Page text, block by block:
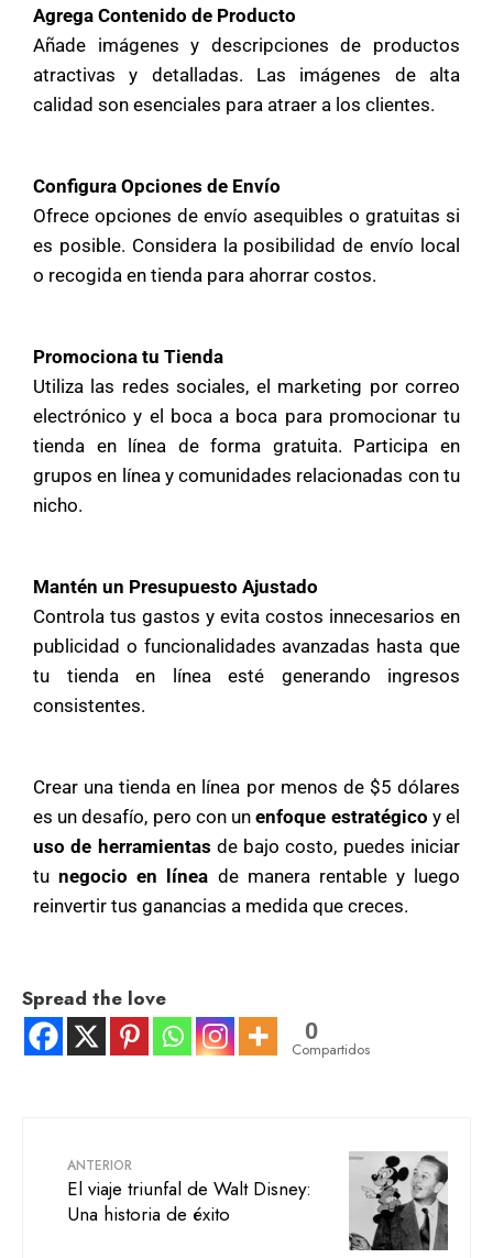
Agrega Contenido de Producto
Añade imágenes y descripciones de productos
atractivas y detalladas. Las imágenes de alta
calidad son esenciales para atraer a los clientes.
Configura Opciones de Envío
Ofrece opciones de envío asequibles o gratuitas si
es posible. Considera la posibilidad de envío local
o recogida en tienda para ahorrar costos.
Promociona tu Tienda
Utiliza las redes sociales, el marketing por correo
electrónico y el boca a boca para promocionar tu
tienda en línea de forma gratuita. Participa en
grupos en línea y comunidades relacionadas con tu
nicho.
Mantén un Presupuesto Ajustado
Controla tus gastos y evita costos innecesarios en
publicidad o funcionalidades avanzadas hasta que
tu tienda en línea esté generando ingresos
consistentes.
Crear una tienda en línea por menos de $5 dólares
es un desafío, pero con unenfoque estratégico y el
uso de herramientas de bajo costo, puedes iniciar
tunegocio en línea de manera rentable y luego
reinvertir tus ganancias a medida que creces.
Spread the love
0
Compartidos
ANTERIOR
El viaje triunfal de Walt Disney:
Una historia de éxito